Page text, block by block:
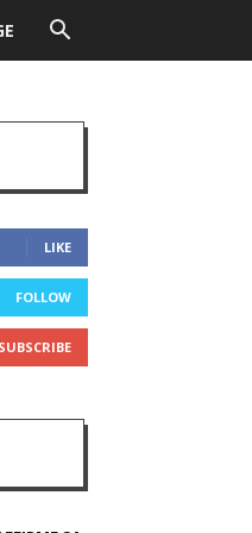
LIKE
FOLLOW
SUBSCRIBE